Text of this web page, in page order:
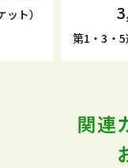
ト）
第1・3・
関連